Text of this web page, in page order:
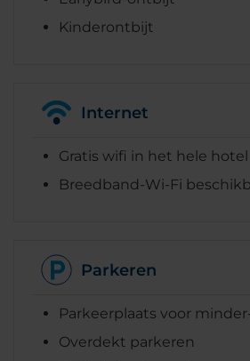
Kinderontbijt
Internet
Gratis wifi in het hele hotel
Breedband-Wi-Fi
Parkeren
Parkeerplaats voor
Overdekt parkeren